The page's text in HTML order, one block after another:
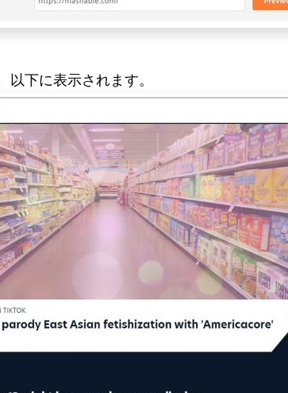
以下に表示されます。